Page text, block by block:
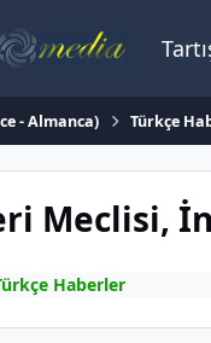
- Almanca) Türkçe
Meclisi,
Haberler